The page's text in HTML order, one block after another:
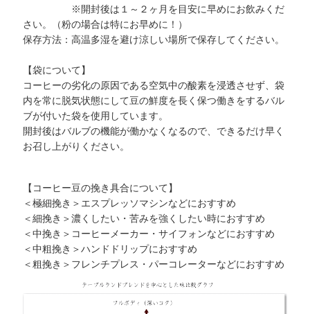
※開封後は１～２ヶ月を目安に早めにお飲みくだ
さい。（粉の場合は特にお早めに！）
保存方法：高温多湿を避け涼しい場所で保存してください。
【袋について】
コーヒーの劣化の原因である空気中の酸素を浸透させず、袋
内を常に脱気状態にして豆の鮮度を長く保つ働きをするバル
ブが付いた袋を使用しています。
開封後はバルブの機能が働かなくなるので、できるだけ早く
お召し上がりください。
【コーヒー豆の挽き具合について】
＜極細挽き＞エスプレッソマシンなどにおすすめ
＜細挽き＞濃くしたい・苦みを強くしたい時におすすめ
＜中挽き＞コーヒーメーカー・サイフォンなどにおすすめ
＜中粗挽き＞ハンドドリップにおすすめ
＜粗挽き＞フレンチプレス・パーコレーターなどにおすすめ